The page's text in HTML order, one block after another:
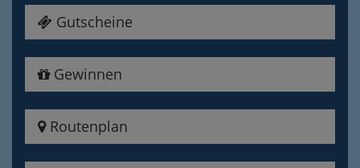
Gutscheine
Gewinnen
Routenplan